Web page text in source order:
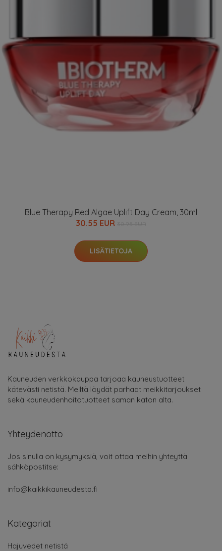
Blue Therapy Red Algae Uplift Day Cream, 30ml
30.55 EUR
LISÄTIETOJA
Kauneuden verkkokauppa tarjoaa kauneustuotteet
kätevästi netistä. Meiltä löydät parhaat meikkitarjoukset
sekä kauneudenhoitotuotteet saman katon alta.
Yhteydenotto
Jos sinulla on kysymyksiä, voit ottaa meihin yhteyttä
sähköpostitse:
info@kaikkikauneudesta.fi
Kategoriat
Hajuvedet netistä